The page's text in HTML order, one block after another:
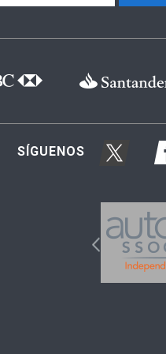
SÍGUENOS